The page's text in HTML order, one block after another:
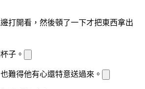
打開看，然後頓了一下才把東西拿出
子。
難得他有心還特意送過來。